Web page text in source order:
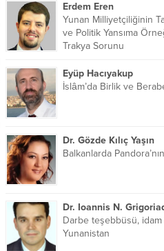
Erdem Eren
Yunan Milliyetçiliğinin
ve Politik Yansıma
Trakya Sorunu
Eyüp Hacıyakup
İslâm’da Birlik ve
Dr. Gözde Kılıç Yaşın
Balkanlarda
Dr. Ioannis N.
Darbe teşebbüsü, idam
Yunanistan